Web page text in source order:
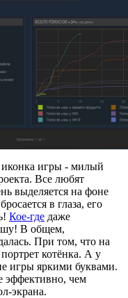
иконка игры - милый
Все любят
выделяется на фоне
в глаза, его
Кое-где даже
В общем,
При том, что на
котёнка. А у
игры яркими буквами.
эффективно, чем
экрана.